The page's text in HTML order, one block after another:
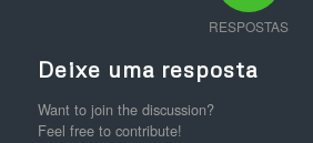
RESPOSTAS
Deixe uma resposta
Want to join the discussion?
Feel free to contribute!